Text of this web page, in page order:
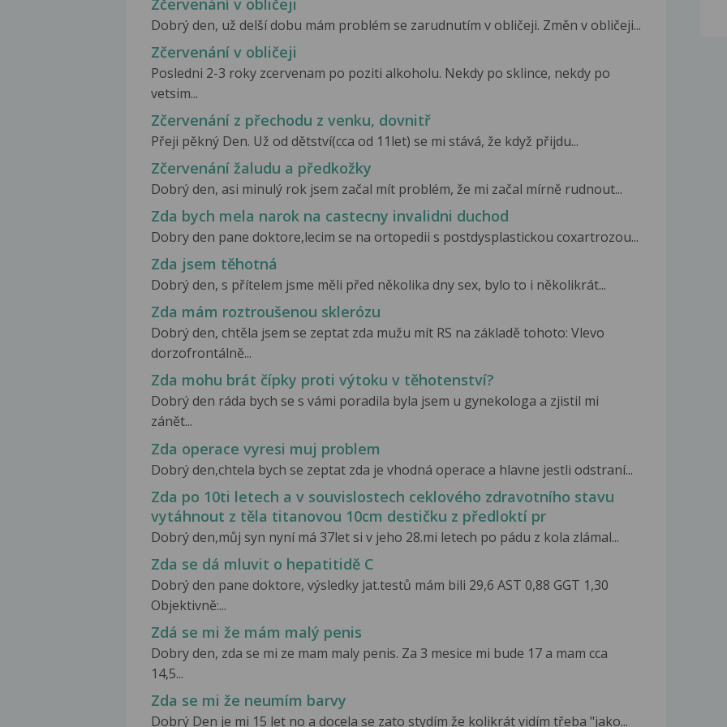
Zčervenání v obličeji
Dobrý den, už delší dobu mám problém se zarudnutím v obličeji. Změn v obličeji...
Zčervenání v obličeji
Posledni 2-3 roky zcervenam po poziti alkoholu. Nekdy po sklince, nekdy po
vetsim...
Zčervenání z přechodu z venku, dovnitř
Přeji pěkný Den. Už od dětství(cca od 11let) se mi stává, že když přijdu...
Zčervenání žaludu a předkožky
Dobrý den, asi minulý rok jsem začal mít problém, že mi začal mírně rudnout...
Zda bych mela narok na castecny invalidni duchod
Dobry den pane doktore,lecim se na ortopedii s postdysplastickou coxartrozou...
Zda jsem těhotná
Dobrý den, s přítelem jsme měli před několika dny sex, bylo to i několikrát...
Zda mám roztroušenou sklerózu
Dobrý den, chtěla jsem se zeptat zda mužu mít RS na základě tohoto: Vlevo
dorzofrontálně...
Zda mohu brát čípky proti výtoku v těhotenství?
Dobrý den ráda bych se s vámi poradila byla jsem u gynekologa a zjistil mi
zánět...
Zda operace vyresi muj problem
Dobrý den,chtela bych se zeptat zda je vhodná operace a hlavne jestli odstraní...
Zda po 10ti letech a v souvislostech ceklového zdravotního stavu
vytáhnout z těla titanovou 10cm destičku z předloktí pr
Dobrý den,můj syn nyní má 37let si v jeho 28.mi letech po pádu z kola zlámal...
Zda se dá mluvit o hepatitidě C
Dobrý den pane doktore, výsledky jat.testů mám bili 29,6 AST 0,88 GGT 1,30
Objektivně:...
Zdá se mi že mám malý penis
Dobry den, zda se mi ze mam maly penis. Za 3 mesice mi bude 17 a mam cca
14,5...
Zda se mi že neumím barvy
Dobrý Den je mi 15 let no a docela se zato stydím že kolikrát vidím třeba "jako...